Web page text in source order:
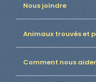
Nous joindre
Animaux trouvés et
Comment nous aider